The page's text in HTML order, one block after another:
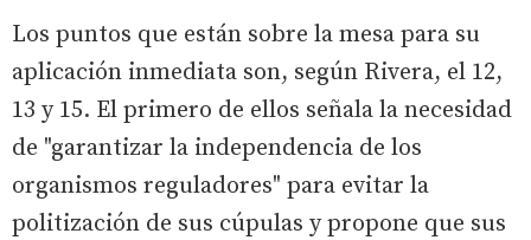
Los puntos que están sobre la mesa para su
aplicación inmediata son, según Rivera, el 12,
13 y 15. El primero de ellos señala la necesidad
de "garantizar la independencia de los
organismos reguladores" para evitar la
politización de sus cúpulas y propone que sus